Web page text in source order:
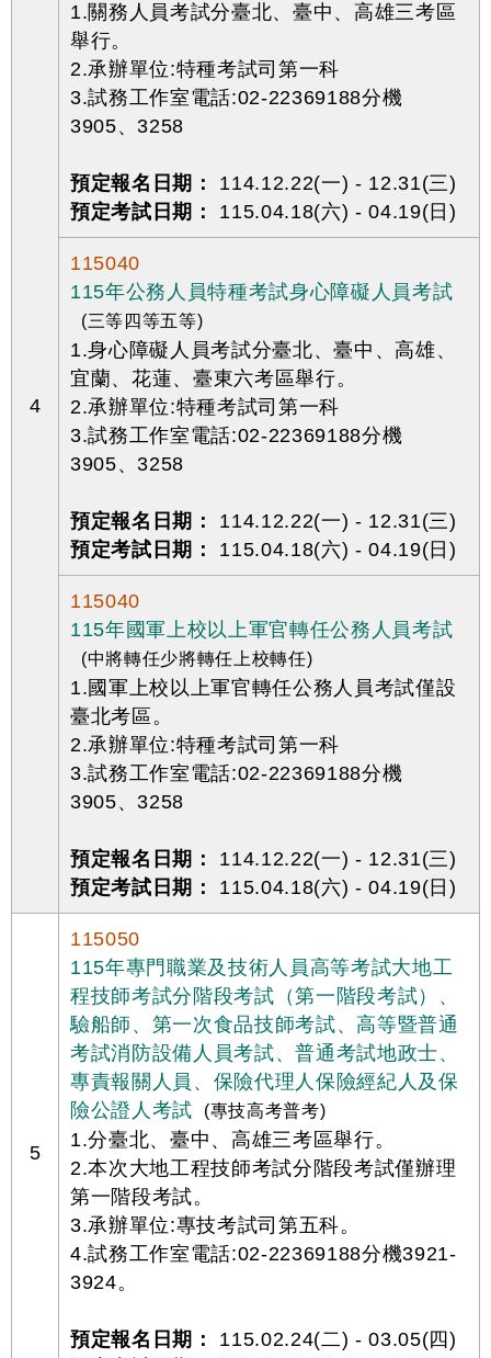
4
1.關務人員考試分臺北、臺中、高雄三考區
舉行。
2.承辦單位:特種考試司第一科
3.試務工作室電話:02-22369188分機
3905、3258
預定報名日期：
114.12.22(一) - 12.31(三)
預定考試日期：
115.04.18(六) - 04.19(日)
115040
115年公務人員特種考試身心障礙人員考試
(三等四等五等)
1.身心障礙人員考試分臺北、臺中、高雄、
宜蘭、花蓮、臺東六考區舉行。
2.承辦單位:特種考試司第一科
3.試務工作室電話:02-22369188分機
3905、3258
預定報名日期：
114.12.22(一) - 12.31(三)
預定考試日期：
115.04.18(六) - 04.19(日)
115040
115年國軍上校以上軍官轉任公務人員考試
(中將轉任少將轉任上校轉任)
1.國軍上校以上軍官轉任公務人員考試僅設
臺北考區。
2.承辦單位:特種考試司第一科
3.試務工作室電話:02-22369188分機
3905、3258
預定報名日期：
114.12.22(一) - 12.31(三)
預定考試日期：
115.04.18(六) - 04.19(日)
5
115050
115年專門職業及技術人員高等考試大地工
程技師考試分階段考試（第一階段考試）、
驗船師、第一次食品技師考試、高等暨普通
考試消防設備人員考試、普通考試地政士、
專責報關人員、保險代理人保險經紀人及保
險公證人考試
(專技高考普考)
1.分臺北、臺中、高雄三考區舉行。
2.本次大地工程技師考試分階段考試僅辦理
第一階段考試。
3.承辦單位:專技考試司第五科。
4.試務工作室電話:02-22369188分機3921-
3924。
預定報名日期：
115.02.24(二) - 03.05(四)